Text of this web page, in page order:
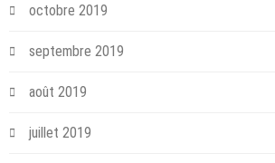
octobre 2019
septembre 2019
août 2019
juillet 2019